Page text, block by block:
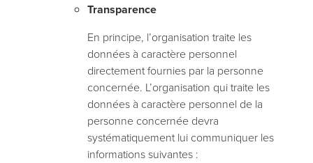
Transparence
En principe, l’organisation traite les
données à caractère personnel
directement fournies par la personne
concernée. L’organisation qui traite les
données à caractère personnel de la
personne concernée devra
systématiquement lui communiquer les
informations suivantes :